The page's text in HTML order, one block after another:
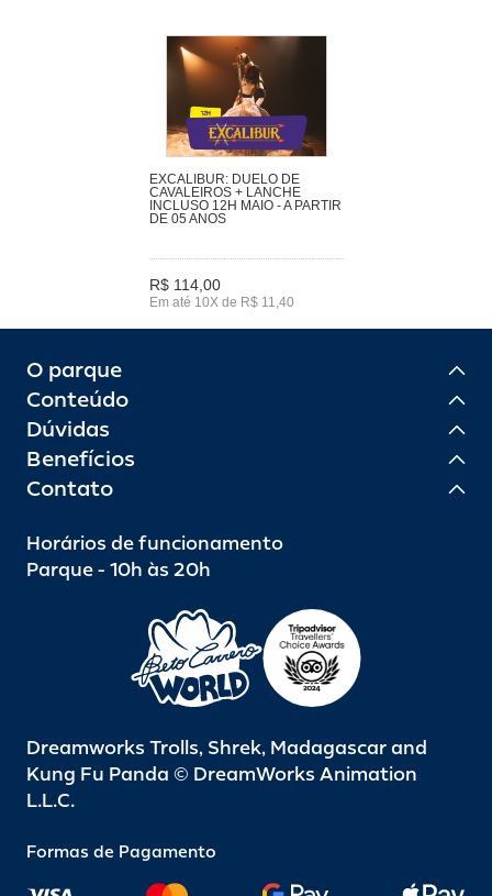
EXCALIBUR: DUELO DE
CAVALEIROS + LANCHE
INCLUSO 12H MAIO - A PARTIR
DE 05 ANOS
R$ 114,00
Em até 10X de R$ 11,40
O parque
Conteúdo
Dúvidas
Benefícios
Contato
Horários de funcionamento
Parque - 10h às 20h
Dreamworks Trolls, Shrek, Madagascar and
Kung Fu Panda © DreamWorks Animation
L.L.C.
Formas de Pagamento